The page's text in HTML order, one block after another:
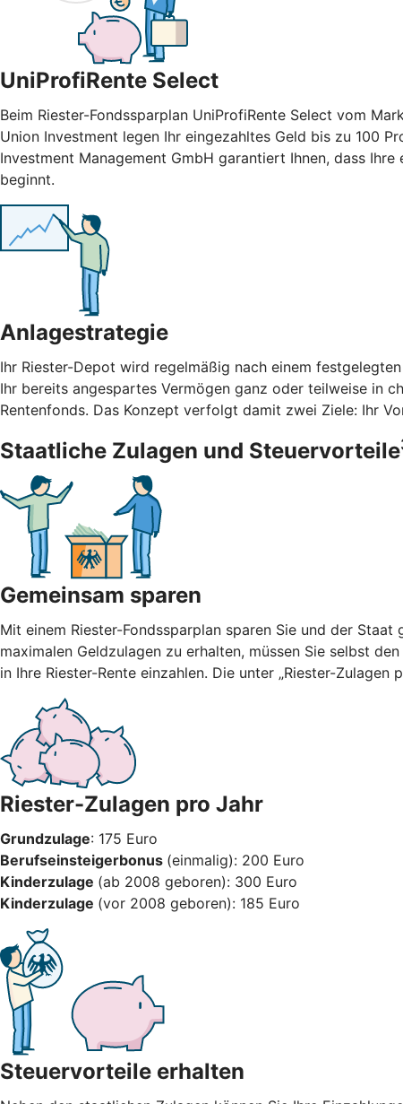
UniProfiRente Select
Beim Riester-Fondssparplan UniProfiRente Select vom
Union Investment legen Ihr eingezahltes Geld bis zu 100
Investment Management GmbH garantiert Ihnen, dass
beginnt.
Anlagestrategie
Ihr Riester-Depot wird regelmäßig nach einem
Ihr bereits angespartes Vermögen ganz oder teilweise in
Rentenfonds. Das Konzept verfolgt damit zwei Ziele: Ihr
Staatliche Zulagen und Steuervorteile
Gemeinsam sparen
Mit einem Riester-Fondssparplan sparen Sie und der
maximalen Geldzulagen zu erhalten, müssen Sie selbst
in Ihre Riester-Rente einzahlen. Die unter „Riester-
Riester-Zulagen pro Jahr
Grundzulage: 175 Euro
Berufseinsteigerbonus (einmalig): 200 Euro
Kinderzulage (ab 2008 geboren): 300 Euro
Kinderzulage (vor 2008 geboren): 185 Euro
Steuervorteile erhalten